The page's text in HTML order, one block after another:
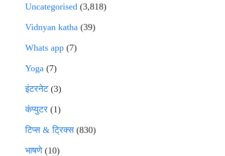
Uncategorised (3,818)
Vidnyan katha (39)
Whats app (7)
Yoga (7)
इंटरनेट(3)
कंप्युटर (1)
टिप्स & ट्रिक्स(830)
भाषणे(10)